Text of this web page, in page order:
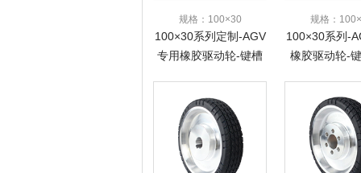
规格：100×30
100×30系列定制-AGV
专用橡胶驱动轮-键槽
规格：
100×30系列-
橡胶驱动轮-